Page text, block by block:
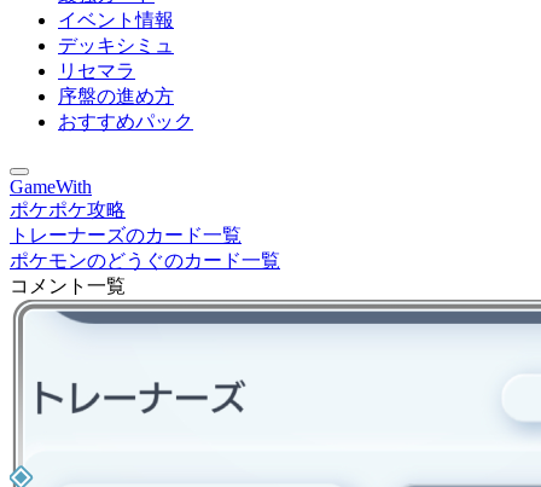
イベント情報
デッキシミュ
リセマラ
序盤の進め方
おすすめパック
GameWith
ポケポケ攻略
トレーナーズのカード一覧
ポケモンのどうぐのカード一覧
コメント一覧